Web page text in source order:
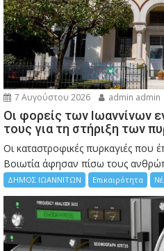
7 Αυγούστου 2026 admin admin
Οι φορείς των Ιωαννίνων
τους για τη στήριξη των
Οι καταστροφικές πυρκαγιές που
Bοιωτία άφησαν πίσω τους
ΔΗΜΟΣ ΙΩΑΝΝΙΤΩΝ Επικαιρότητα